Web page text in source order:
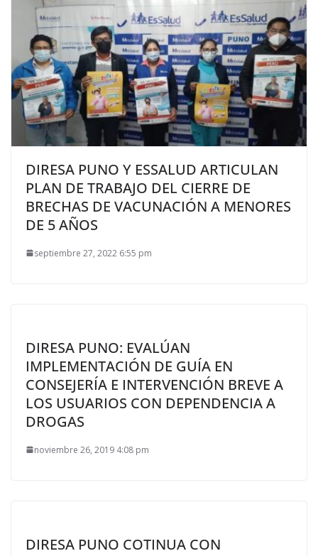
DIRESA PUNO Y ESSALUD ARTICULAN
PLAN DE TRABAJO DEL CIERRE DE
BRECHAS DE VACUNACIÓN A MENORES
DE 5 AÑOS
septiembre 27, 2022 6:55 pm
DIRESA PUNO: EVALÚAN
IMPLEMENTACIÓN DE GUÍA EN
CONSEJERÍA E INTERVENCIÓN BREVE A
LOS USUARIOS CON DEPENDENCIA A
DROGAS
noviembre 26, 2019 4:08 pm
DIRESA PUNO COTINUA CON